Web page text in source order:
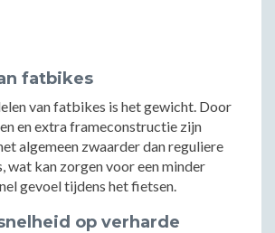
fatbikes
van fatbikes is het gewicht. Door
en extra frameconstructie zijn
algemeen zwaarder dan reguliere
wat kan zorgen voor een minder
gevoel tijdens het fietsen.
op verharde